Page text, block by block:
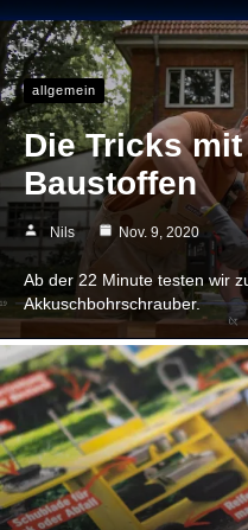
allgemein
Die Tricks
Baustoffen
Nils Nov. 9, 2020
Ab der 22 Minute testen wir
Akkuschbohrschrauber.